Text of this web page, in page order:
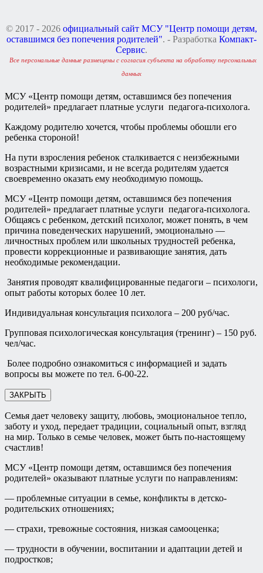
© 2017 - 2026 официальный сайт МСУ "Центр помощи детям,
оставшимся без попечения родителей". - Разработка Компакт-
Сервис.
Все персональные данные размещены с согласия субъекта на обработку персональных
данных
МСУ «Центр помощи детям, оставшимся без попечения
родителей» предлагает платные услуги педагога-психолога.
Каждому родителю хочется, чтобы проблемы обошли его
ребенка стороной!
На пути взросления ребенок сталкивается с неизбежными
возрастными кризисами, и не всегда родителям удается
своевременно оказать ему необходимую помощь.
МСУ «Центр помощи детям, оставшимся без попечения
родителей» предлагает платные услуги педагога-психолога.
Общаясь с ребенком, детский психолог, может понять, в чем
причина поведенческих нарушений, эмоционально —
личностных проблем или школьных трудностей ребенка,
провести коррекционные и развивающие занятия, дать
необходимые рекомендации.
Занятия проводят квалифицированные педагоги – психологи,
опыт работы которых более 10 лет.
Индивидуальная консультация психолога – 200 руб/час.
Групповая психологическая консультация (тренинг) – 150 руб.
чел/час.
Более подробно ознакомиться с информацией и задать
вопросы вы можете по тел. 6-00-22.
ЗАКРЫТЬ
Семья дает человеку защиту, любовь, эмоциональное тепло,
заботу и уход, передает традиции, социальный опыт, взгляд
на мир. Только в семье человек, может быть по-настоящему
счастлив!
МСУ «Центр помощи детям, оставшимся без попечения
родителей» оказывают платные услуги по направлениям:
— проблемные ситуации в семье, конфликты в детско-
родительских отношениях;
— страхи, тревожные состояния, низкая самооценка;
— трудности в обучении, воспитании и адаптации детей и
подростков;